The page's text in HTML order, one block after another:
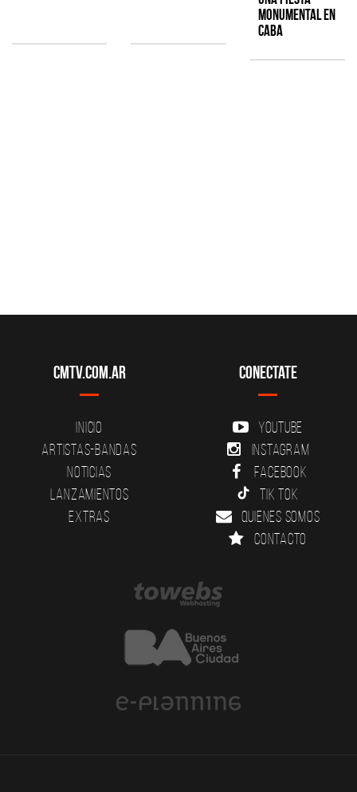
monumental en
CABA
CMTV.com.ar
Inicio
Artistas-Bandas
Noticias
Lanzamientos
Extras
Conectate
YouTube
Instagram
Facebook
Tik Tok
Quienes somos
Contacto